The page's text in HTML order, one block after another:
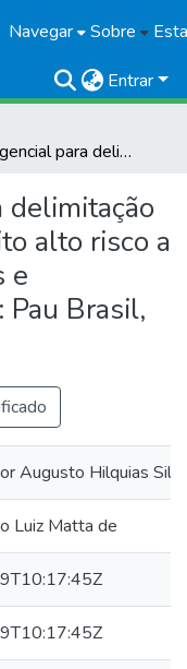
Navegar Sobre
Entrar
Ação emergencial para delimitação de áreas em alto e muito alto risco a enchentes, inundações e movimentos de massa: Pau Brasil, Bahia
delimitação
alto risco a
e
Pau Brasil,
Augusto Hilquias
Luiz Matta de